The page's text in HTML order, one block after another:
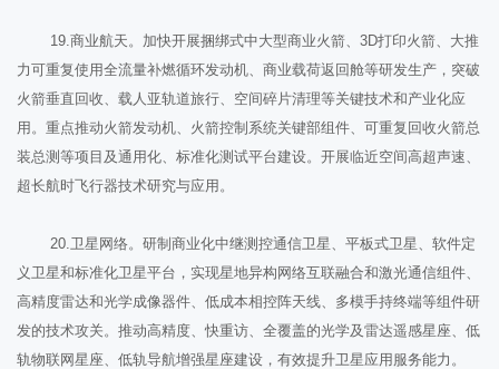
19.商业航天。加快开展捆绑式中大型商业火箭、3D打印火箭、大推
力可重复使用全流量补燃循环发动机、商业载荷返回舱等研发生产，突破
火箭垂直回收、载人亚轨道旅行、空间碎片清理等关键技术和产业化应
用。重点推动火箭发动机、火箭控制系统关键部组件、可重复回收火箭总
装总测等项目及通用化、标准化测试平台建设。开展临近空间高超声速、
超长航时飞行器技术研究与应用。
20.卫星网络。研制商业化中继测控通信卫星、平板式卫星、软件定
义卫星和标准化卫星平台，实现星地异构网络互联融合和激光通信组件、
高精度雷达和光学成像器件、低成本相控阵天线、多模手持终端等组件研
发的技术攻关。推动高精度、快重访、全覆盖的光学及雷达遥感星座、低
轨物联网星座、低轨导航增强星座建设，有效提升卫星应用服务能力。